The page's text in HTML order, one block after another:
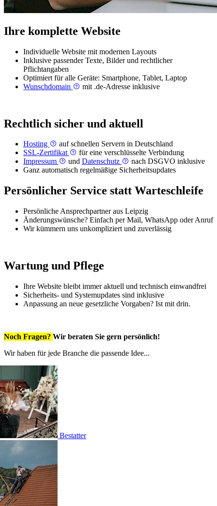
Ihre komplette Website
Individuelle Website mit modernen Layouts
Inklusive passender Texte, Bilder und rechtlicher
Pflichtangaben
Optimiert für alle Geräte: Smartphone, Tablet, Laptop
Wunschdomain
mit .de-Adresse inklusive
Rechtlich sicher und aktuell
Hosting
auf schnellen Servern in Deutschland
SSL-Zertifikat
für eine verschlüsselte Verbindung
Impressum
und Datenschutz
nach DSGVO inklusive
Ganz automatisch regelmäßige Sicherheitsupdates
Persönlicher Service statt Warteschleife
Persönliche Ansprechpartner aus Leipzig
Änderungswünsche? Einfach per Mail, WhatsApp oder Anruf
Wir kümmern uns unkompliziert und zuverlässig
Wartung und Pflege
Ihre Website bleibt immer aktuell und technisch einwandfrei
Sicherheits- und Systemupdates sind inklusive
Anpassung an neue gesetzliche Vorgaben? Ist mit drin.
Noch Fragen? Wir beraten Sie gern persönlich!
Wir haben für jede Branche die passende Idee...